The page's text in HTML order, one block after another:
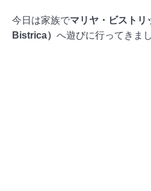
今日は家族でマリヤ・ビストリ
Bistrica） へ遊びに行ってきまし